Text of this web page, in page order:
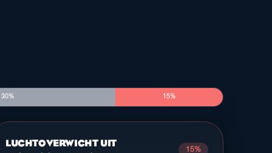
30% 15%
LUCHTOVERWICHT UIT
15%